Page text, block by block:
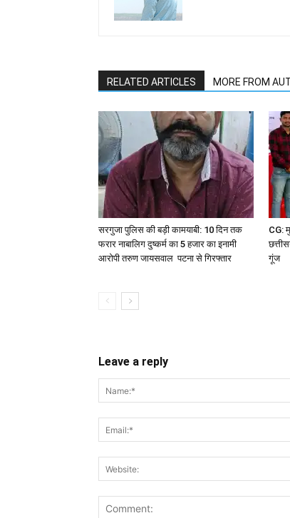
RELATED ARTICLES MORE FROM
सरगुजा पुलिस की बड़ी कामयाबी: 10 दिन तक
फरार नाबालिग दुष्कर्म का 5 हजार का इनामी
आरोपी तरुण जायसवाल पटना से गिरफ्तार
CG:
गूंज
Leave a reply